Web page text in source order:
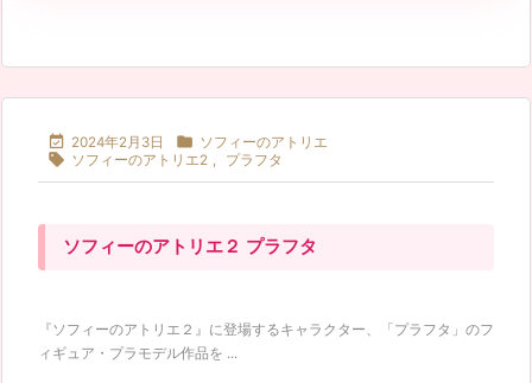
 2024年2月3日  ソフィーのアトリエ
 ソフィーのアトリエ2 , プラフタ
ソフィーのアトリエ２ プラフタ
『ソフィーのアトリエ２』に登場するキャラクター、「プラフタ」のフ
ィギュア・プラモデル作品を ...